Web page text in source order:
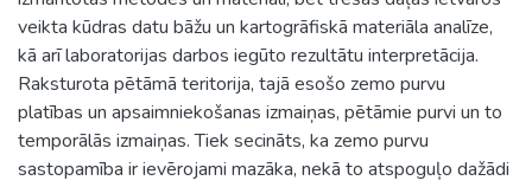
veikta kūdras datu bāžu un kartogrāfiskā materiāla analīze,
kā arī laboratorijas darbos iegūto rezultātu interpretācija.
Raksturota pētāmā teritorija, tajā esošo zemo purvu
platības un apsaimniekošanas izmaiņas, pētāmie purvi un to
temporālās izmaiņas. Tiek secināts, ka zemo purvu
sastopamība ir ievērojami mazāka, nekā to atspoguļo dažādi